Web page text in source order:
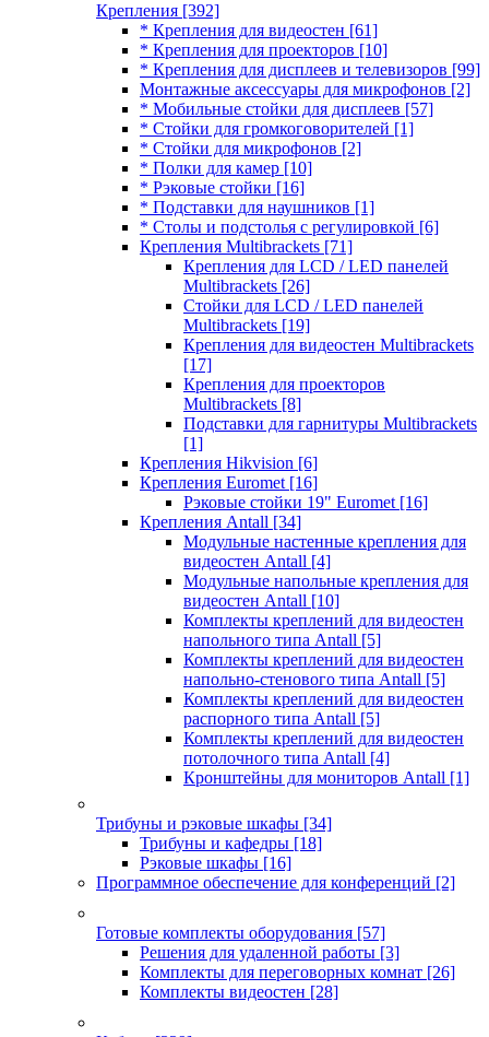
Крепления [392]
* Крепления для видеостен [61]
* Крепления для проекторов [10]
* Крепления для дисплеев и телевизоров [99]
Монтажные аксессуары для микрофонов [2]
* Мобильные стойки для дисплеев [57]
* Стойки для громкоговорителей [1]
* Стойки для микрофонов [2]
* Полки для камер [10]
* Рэковые стойки [16]
* Подставки для наушников [1]
* Столы и подстолья с регулировкой [6]
Крепления Multibrackets [71]
Крепления для LCD / LED панелей
Multibrackets [26]
Стойки для LCD / LED панелей
Multibrackets [19]
Крепления для видеостен Multibrackets
[17]
Крепления для проекторов
Multibrackets [8]
Подставки для гарнитуры Multibrackets
[1]
Крепления Hikvision [6]
Крепления Euromet [16]
Рэковые стойки 19" Euromet [16]
Крепления Antall [34]
Модульные настенные крепления для
видеостен Antall [4]
Модульные напольные крепления для
видеостен Antall [10]
Комплекты креплений для видеостен
напольного типа Antall [5]
Комплекты креплений для видеостен
напольно-стенового типа Antall [5]
Комплекты креплений для видеостен
распорного типа Antall [5]
Комплекты креплений для видеостен
потолочного типа Antall [4]
Кронштейны для мониторов Antall [1]
Трибуны и рэковые шкафы [34]
Трибуны и кафедры [18]
Рэковые шкафы [16]
Программное обеспечение для конференций [2]
Готовые комплекты оборудования [57]
Решения для удаленной работы [3]
Комплекты для переговорных комнат [26]
Комплекты видеостен [28]